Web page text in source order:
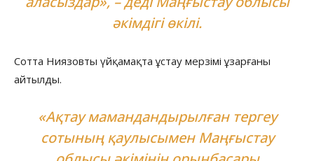
әкімдігі өкілі.
Сотта Ниязовты үйқамақта ұстау мерзімі ұзарғаны
айтылды.
«Ақтау мамандандырылған тергеу
сотының қаулысымен Маңғыстау